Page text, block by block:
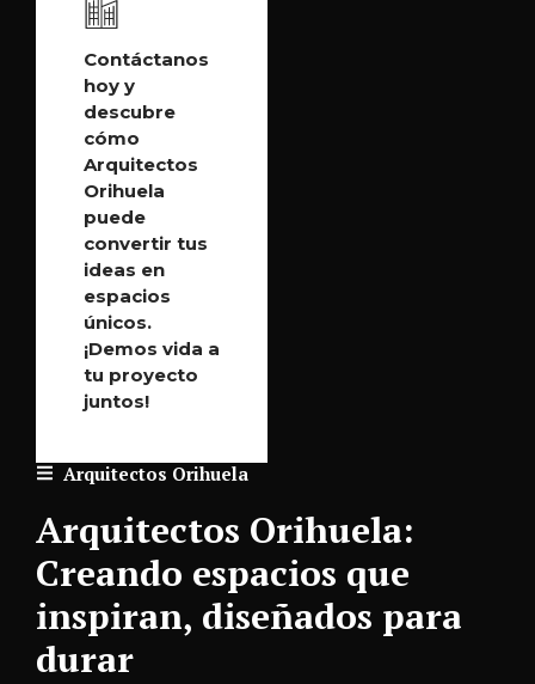
Arquitectos Orihuela
Arquitectos Orihuela:
Creando espacios que
inspiran, diseñados para
durar
Contáctanos
hoy y
descubre
cómo
Arquitectos
Orihuela
puede
convertir tus
ideas en
espacios
únicos.
¡Demos vida a
tu proyecto
juntos!